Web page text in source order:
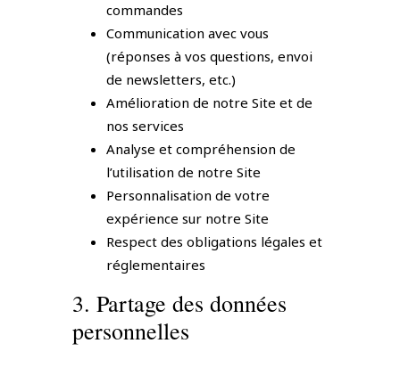
commandes
Communication avec vous
(réponses à vos questions, envoi
de newsletters, etc.)
Amélioration de notre Site et de
nos services
Analyse et compréhension de
l’utilisation de notre Site
Personnalisation de votre
expérience sur notre Site
Respect des obligations légales et
réglementaires
3. Partage des données
personnelles